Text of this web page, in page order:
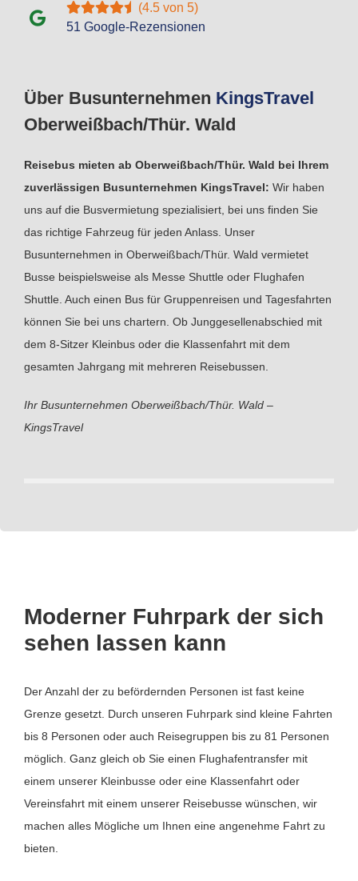
Über Busunternehmen KingsTravel
Oberweißbach/Thür. Wald
Reisebus mieten ab Oberweißbach/Thür. Wald bei Ihrem
zuverlässigen Busunternehmen KingsTravel: Wir haben
uns auf die Busvermietung spezialisiert, bei uns finden Sie
das richtige Fahrzeug für jeden Anlass. Unser
Busunternehmen in Oberweißbach/Thür. Wald vermietet
Busse beispielsweise als Messe Shuttle oder Flughafen
Shuttle. Auch einen Bus für Gruppenreisen und Tagesfahrten
können Sie bei uns chartern. Ob Junggesellenabschied mit
dem 8-Sitzer Kleinbus oder die Klassenfahrt mit dem
gesamten Jahrgang mit mehreren Reisebussen.
Ihr Busunternehmen Oberweißbach/Thür. Wald –
KingsTravel
(4.5 von 5)
51 Google-Rezensionen
Moderner Fuhrpark der sich
sehen lassen kann
Der Anzahl der zu befördernden Personen ist fast keine
Grenze gesetzt. Durch unseren Fuhrpark sind kleine Fahrten
bis 8 Personen oder auch Reisegruppen bis zu 81 Personen
möglich. Ganz gleich ob Sie einen Flughafentransfer mit
einem unserer Kleinbusse oder eine Klassenfahrt oder
Vereinsfahrt mit einem unserer Reisebusse wünschen, wir
machen alles Mögliche um Ihnen eine angenehme Fahrt zu
bieten.